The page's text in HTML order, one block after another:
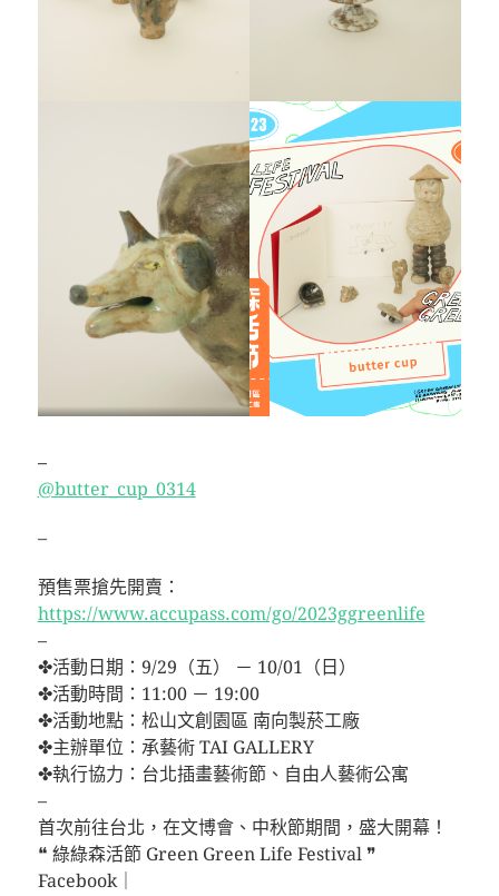
–
@butter_cup_0314
–
預售票搶先開賣：
https://www.accupass.com/go/2023ggreenlife
–
✤活動日期：9/29（五） － 10/01（日）
✤活動時間：11:00 － 19:00
✤活動地點：松山文創園區 南向製菸工廠
✤主辦單位：承藝術 TAI GALLERY
✤執行協力：台北插畫藝術節、自由人藝術公寓
–
首次前往台北，在文博會、中秋節期間，盛大開幕！
❝ 綠綠森活節 Green Green Life Festival ❞
Facebook｜